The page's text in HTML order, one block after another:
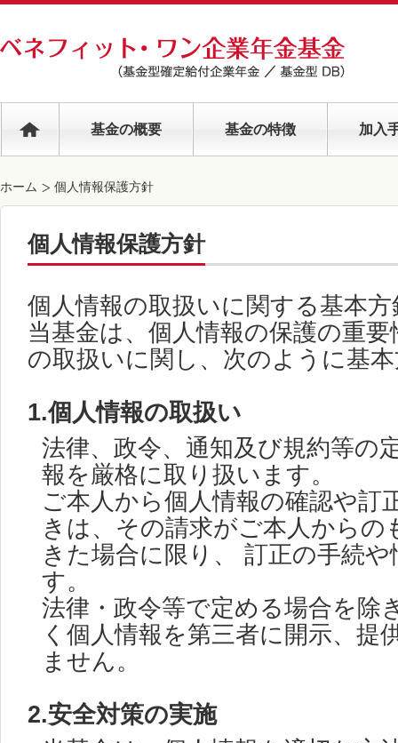
基金の概要 基金の特徴 加入
ホーム 個人情報保護方針
個人情報保護方針
個人情報の取扱いに関する基本方
当基金は、個人情報の保護の重
の取扱いに関し、次のように基
1.個人情報の取扱い
法律、政令、通知及び規約等の
報を厳格に取り扱います。
ご本人から個人情報の確認や訂
きは、その請求がご本人からの
きた場合に限り、 訂正の手続
す。
法律・政令等で定める場合を除
く個人情報を第三者に開示、提
ません。
2.安全対策の実施